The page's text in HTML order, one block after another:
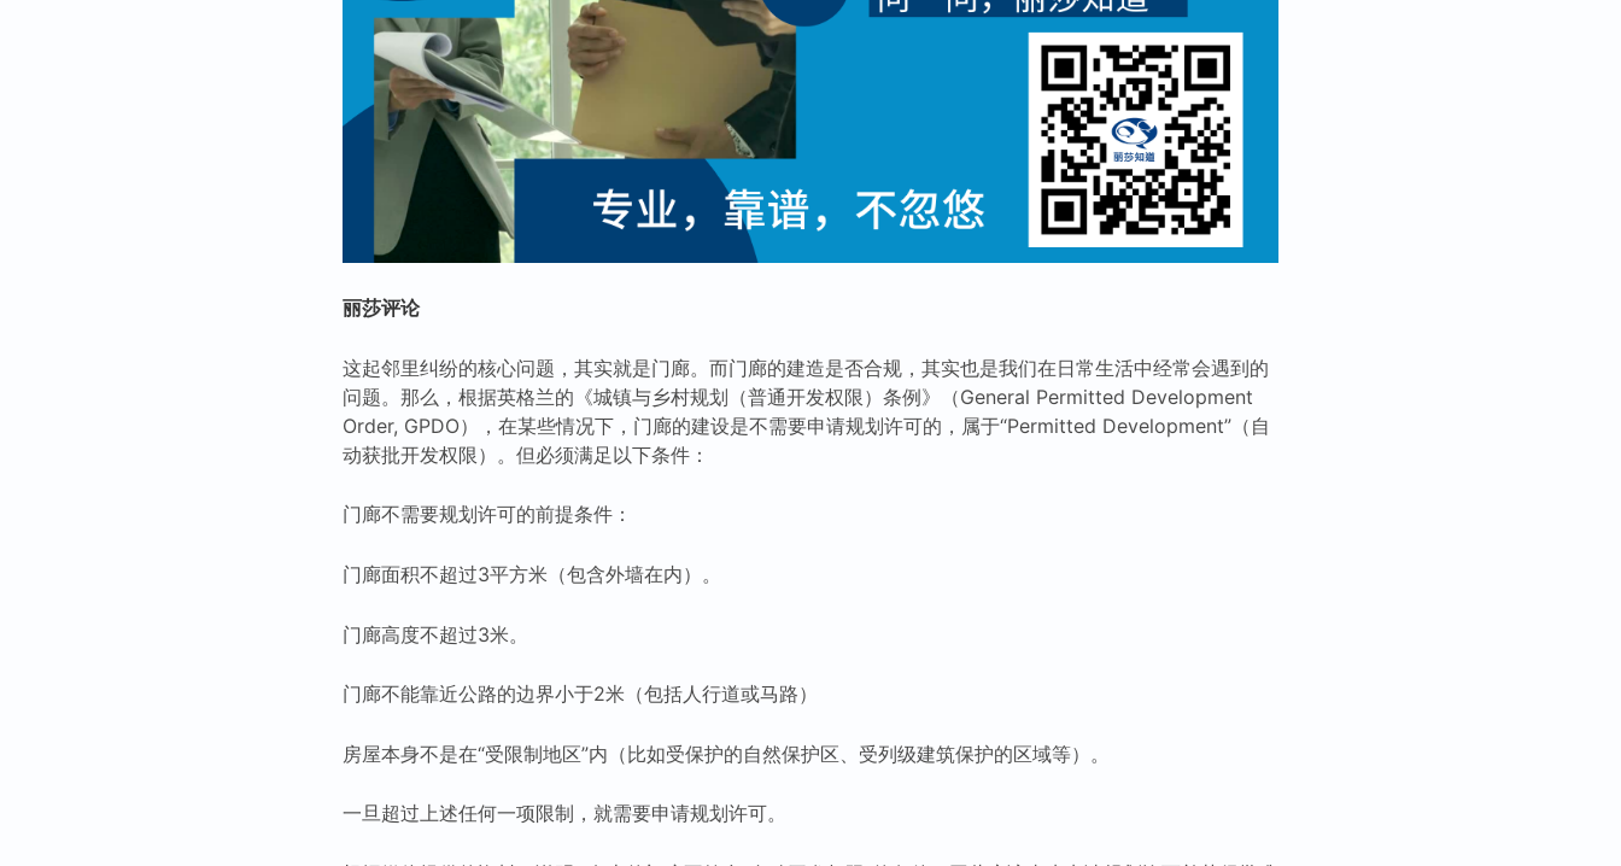
丽莎评论
这起邻里纠纷的核心问题，其实就是门廊。而门廊的建造是否合规，其实也是我们在日常生活中经常会遇到的
问题。那么，根据英格兰的《城镇与乡村规划（普通开发权限）条例》（General Permitted Development
Order, GPDO），在某些情况下，门廊的建设是不需要申请规划许可的，属于“Permitted Development”（自
动获批开发权限）。但必须满足以下条件：
门廊不需要规划许可的前提条件：
门廊面积不超过3平方米（包含外墙在内）。
门廊高度不超过3米。
门廊不能靠近公路的边界小于2米（包括人行道或马路）
房屋本身不是在“受限制地区”内（比如受保护的自然保护区、受列级建筑保护的区域等）。
一旦超过上述任何一项限制，就需要申请规划许可。